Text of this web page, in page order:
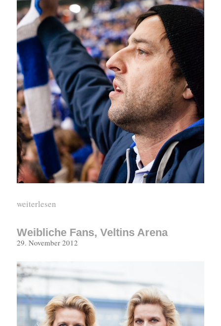
„Niko und Ralf, Veltins Arena“
weiterlesen
Weibliche Fans, Veltins Arena
Veröffentlicht
29. November 2012